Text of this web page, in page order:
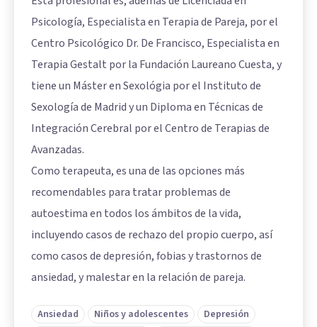
Psicología, Especialista en Terapia de Pareja, por el
Centro Psicológico Dr. De Francisco, Especialista en
Terapia Gestalt por la Fundación Laureano Cuesta, y
tiene un Máster en Sexológia por el Instituto de
Sexología de Madrid y un Diploma en Técnicas de
Integración Cerebral por el Centro de Terapias de
Avanzadas.
Como terapeuta, es una de las opciones más
recomendables para tratar problemas de
autoestima en todos los ámbitos de la vida,
incluyendo casos de rechazo del propio cuerpo, así
como casos de depresión, fobias y trastornos de
ansiedad, y malestar en la relación de pareja.
Ansiedad Niños y adolescentes
Depresión